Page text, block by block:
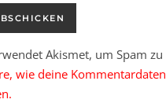
Akismet, um Spam zu
wie deine Kommentardaten